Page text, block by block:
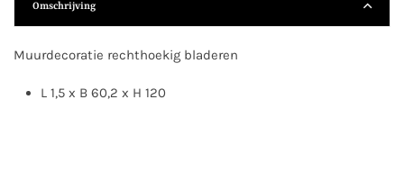
Omschrijving
Muurdecoratie rechthoekig bladeren
L 1,5 x B 60,2 x H 120